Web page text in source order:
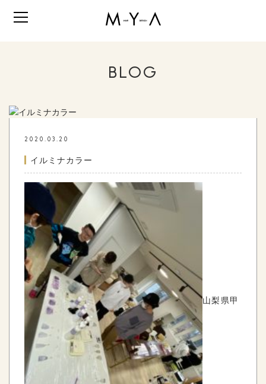
BLOG
2020.03.20
イルミナカラー
山梨県甲